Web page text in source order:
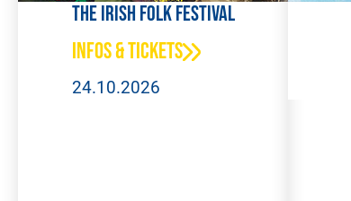
The Irish Folk Festival
Infos & Tickets
24.10.2026